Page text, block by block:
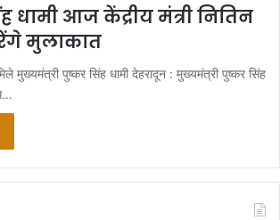
धामी आज केंद्रीय मंत्री नितिन
मुलाकात
मुख्यमंत्री पुष्कर सिंह धामी देहरादून : मुख्यमंत्री पुष्कर सिंह